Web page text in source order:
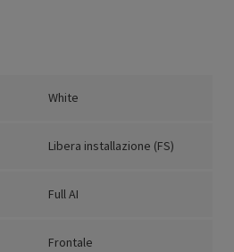
White
Libera installazione (FS)
Full AI
Frontale